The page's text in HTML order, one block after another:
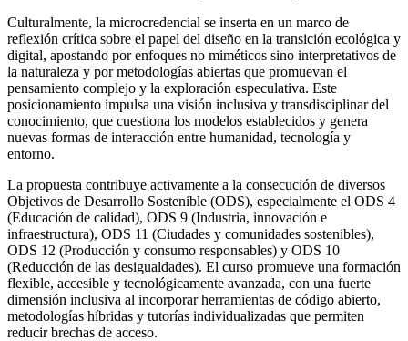
Culturalmente, la microcredencial se inserta en un marco de
reflexión crítica sobre el papel del diseño en la transición ecológica y
digital, apostando por enfoques no miméticos sino interpretativos de
la naturaleza y por metodologías abiertas que promuevan el
pensamiento complejo y la exploración especulativa. Este
posicionamiento impulsa una visión inclusiva y transdisciplinar del
conocimiento, que cuestiona los modelos establecidos y genera
nuevas formas de interacción entre humanidad, tecnología y
entorno.
La propuesta contribuye activamente a la consecución de diversos
Objetivos de Desarrollo Sostenible (ODS), especialmente el ODS 4
(Educación de calidad), ODS 9 (Industria, innovación e
infraestructura), ODS 11 (Ciudades y comunidades sostenibles),
ODS 12 (Producción y consumo responsables) y ODS 10
(Reducción de las desigualdades). El curso promueve una formación
flexible, accesible y tecnológicamente avanzada, con una fuerte
dimensión inclusiva al incorporar herramientas de código abierto,
metodologías híbridas y tutorías individualizadas que permiten
reducir brechas de acceso.